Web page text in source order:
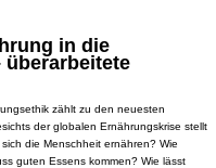
in die
überarbeitete
zählt zu den neuesten
der globalen Ernährungskrise stellt
die Menschheit ernähren? Wie
guten Essens kommen? Wie lässt